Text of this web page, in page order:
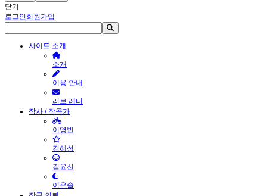
닫기
로그인회원가입
사이트 소개
소개
이용 안내
러브 레터
작사 / 작곡가
이영빈
김혜성
김윤선
이은솔